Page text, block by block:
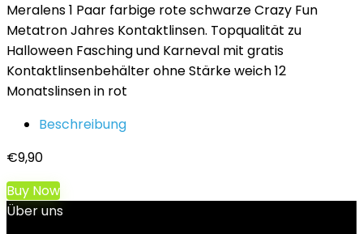
Meralens 1 Paar farbige rote schwarze Crazy Fun
Metatron Jahres Kontaktlinsen. Topqualität zu
Halloween Fasching und Karneval mit gratis
Kontaktlinsenbehälter ohne Stärke weich 12
Monatslinsen in rot
Beschreibung
€9,90
Buy Now
Über uns